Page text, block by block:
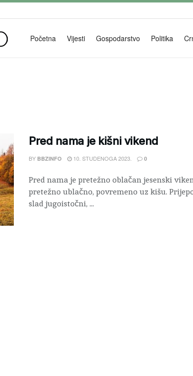
Početna Vijesti Gospodarstvo Politika
Pred nama je kišni vikend
BY BBZINFO 10. STUDENOGA 2023. 0
Pred nama je pretežno oblačan jesenski
pretežno ublačno, povremeno uz kišu.
slad jugoistočni, ...